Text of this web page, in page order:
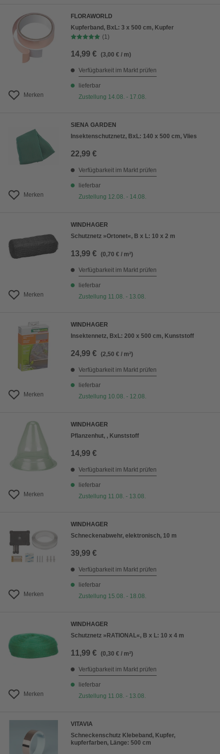
Merken
FLORAWORLD
Kupferband, BxL: 3 x 500 cm, Kupfer
(1)
14,99 € (3,00 € / m)
Verfügbarkeit im Markt prüfen
lieferbar
Zustellung 14.08. - 17.08.
Merken
SIENA GARDEN
Insektenschutznetz, BxL: 140 x 500 cm, Vlies
22,99 €
Verfügbarkeit im Markt prüfen
lieferbar
Zustellung 12.08. - 14.08.
Merken
WINDHAGER
Schutznetz »Ortonet«, B x L: 10 x 2 m
13,99 € (0,70 € / m²)
Verfügbarkeit im Markt prüfen
lieferbar
Zustellung 11.08. - 13.08.
Merken
WINDHAGER
Insektennetz, BxL: 200 x 500 cm, Kunststoff
24,99 € (2,50 € / m²)
Verfügbarkeit im Markt prüfen
lieferbar
Zustellung 10.08. - 12.08.
Merken
WINDHAGER
Pflanzenhut, , Kunststoff
14,99 €
Verfügbarkeit im Markt prüfen
lieferbar
Zustellung 11.08. - 13.08.
Merken
WINDHAGER
Schneckenabwehr, elektronisch, 10 m
39,99 €
Verfügbarkeit im Markt prüfen
lieferbar
Zustellung 15.08. - 18.08.
Merken
WINDHAGER
Schutznetz »RATIONAL«, B x L: 10 x 4 m
11,99 € (0,30 € / m²)
Verfügbarkeit im Markt prüfen
lieferbar
Zustellung 11.08. - 13.08.
VITAVIA
Schneckenschutz Klebeband, Kupfer,
kupferfarben, Länge: 500 cm